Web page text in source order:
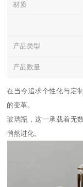
材质
产品类型
产品数量
在当今追求个性化与定
的变革。
玻璃瓶，这一承载着无
悄然进化。